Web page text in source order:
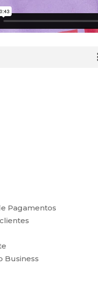
Pagamentos
Business